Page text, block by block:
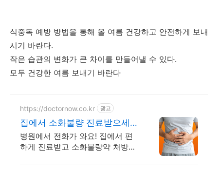
식중독 예방 방법을 통해 올 여름 건강하고 안전하게 보내
시기 바란다.
작은 습관의 변화가 큰 차이를 만들어낼 수 있다.
모두 건강한 여름 보내기 바란다
https://doctornow.co.kr 광고
집에서 소화불량 진료받으세요
365일 24시간 진료가능
병원에서 전화가 와요! 집에서 편
하게 진료받고 소화불량약 처방까